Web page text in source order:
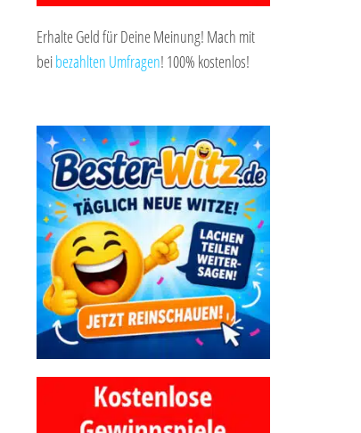
Erhalte Geld für Deine Meinung! Mach mit
beibezahlten Umfragen! 100% kostenlos!